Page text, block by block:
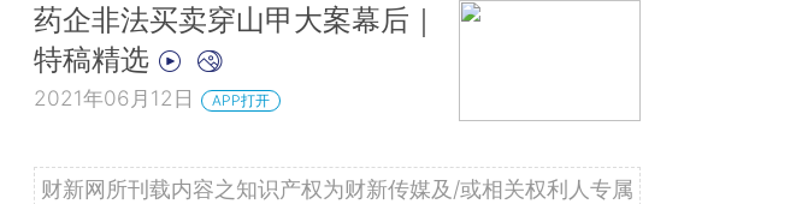
药企非法买卖穿山甲大案幕后｜
特稿精选
2021年06月12日 APP打开
财新网所刊载内容之知识产权为财新传媒及/或相关权利人专属